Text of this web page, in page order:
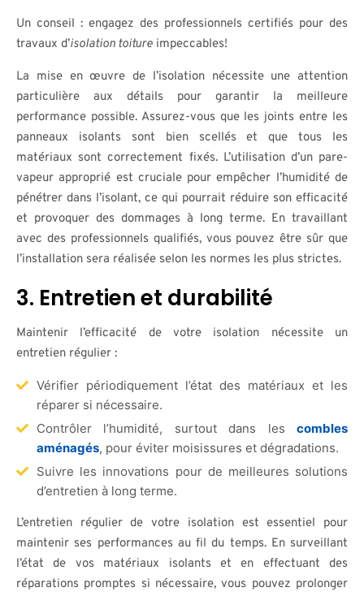
Un conseil : engagez des professionnels certifiés pour des
travaux d’isolation toiture impeccables!
La mise en œuvre de l’isolation nécessite une attention
particulière aux détails pour garantir la meilleure
performance possible. Assurez-vous que les joints entre les
panneaux isolants sont bien scellés et que tous les
matériaux sont correctement fixés. L’utilisation d’un pare-
vapeur approprié est cruciale pour empêcher l’humidité de
pénétrer dans l’isolant, ce qui pourrait réduire son efficacité
et provoquer des dommages à long terme. En travaillant
avec des professionnels qualifiés, vous pouvez être sûr que
l’installation sera réalisée selon les normes les plus strictes.
3. Entretien et durabilité
Maintenir l’efficacité de votre isolation nécessite un
entretien régulier :
Vérifier périodiquement l’état des matériaux et les
réparer si nécessaire.
Contrôler l’humidité, surtout dans les combles
aménagés, pour éviter moisissures et dégradations.
Suivre les innovations pour de meilleures solutions
d’entretien à long terme.
L’entretien régulier de votre isolation est essentiel pour
maintenir ses performances au fil du temps. En surveillant
l’état de vos matériaux isolants et en effectuant des
réparations promptes si nécessaire, vous pouvez prolonger